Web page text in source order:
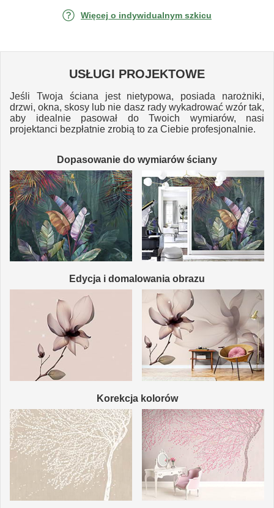
Więcej o indywidualnym szkicu
USŁUGI PROJEKTOWE
Jeśli Twoja ściana jest nietypowa, posiada narożniki,
drzwi, okna, skosy lub nie dasz rady wykadrować wzór tak,
aby idealnie pasował do Twoich wymiarów, nasi
projektanci bezpłatnie zrobią to za Ciebie profesjonalnie.
Dopasowanie do wymiarów ściany
Edycja i domalowania obrazu
Korekcja kolorów